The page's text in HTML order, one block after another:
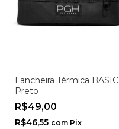
Lancheira Térmica BASIC
Preto
R$49,00
R$46,55 com Pix